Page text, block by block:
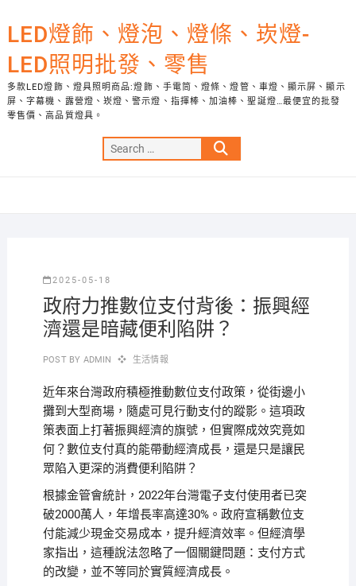
to
content
LED燈飾、燈泡、燈條、崁燈-
LED照明批發、零售
多款LED燈飾、燈具照明商品:燈飾、手電筒、燈條、燈管、車燈、顯示屏、顯示
屏、字幕機、露營燈、崁燈、警示燈、指揮棒、加油棒、聖誕燈…最便宜的批發
零售價、高品質燈具。
Search
…
2025-05-18
政府力推數位支付背後：振興經
濟還是暗藏便利陷阱？
POST BY ADMIN 生活情報
近年來台灣政府積極推動數位支付政策，從街邊小
攤到大型商場，隨處可見行動支付的蹤影。這項政
策表面上打著振興經濟的旗號，但實際成效究竟如
何？數位支付真的能帶動經濟成長，還是只是讓民
眾陷入更深的消費便利陷阱？
根據金管會統計，2022年台灣電子支付使用者已突
破2000萬人，年增長率高達30%。政府宣稱數位支
付能減少現金交易成本，提升經濟效率。但經濟學
家指出，這種說法忽略了一個關鍵問題：支付方式
的改變，並不等同於實質經濟成長。